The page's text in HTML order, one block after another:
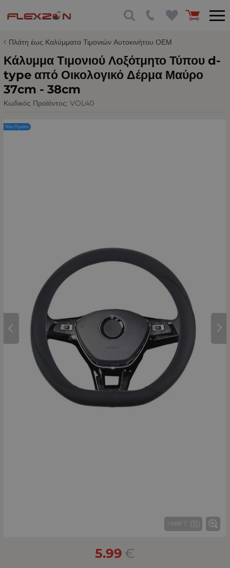
Πλάτη έως Καλύμματα Τιμονιών Αυτοκινήτου ΟΕΜ
Κάλυμμα Τιμονιού Λοξότμητο Τύπου d-
type από Οικολογικό Δέρμα Μαύρο
37cm - 38cm
Κωδικός Προϊόντος: VOL40
1 από 7
Νέο Προϊόν
5.99 €